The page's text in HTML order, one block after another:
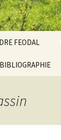
FEODAL
de Donzy
BIBLIOGRAPHIE